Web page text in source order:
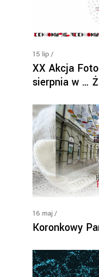
15 lip
XX Akcja
sierpnia w …
16 maj
Koronkowy